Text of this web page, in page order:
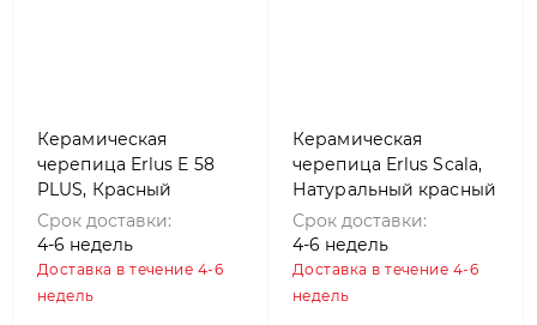
Керамическая
черепица Erlus E 58
PLUS, Красный
Срок доставки:
4-6 недель
Доставка в течение 4-6
недель
Керамическая
черепица Erlus Scala,
Натуральный красный
Срок доставки:
4-6 недель
Доставка в течение 4-6
недель